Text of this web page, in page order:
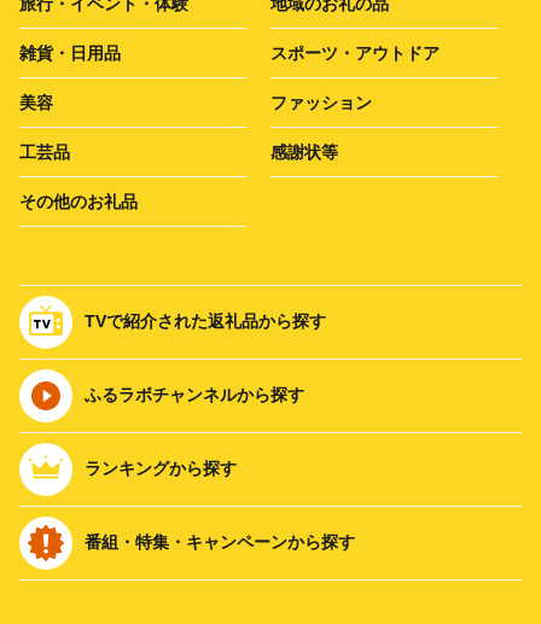
雑貨・日用品 スポーツ・アウトドア
美容 ファッション
工芸品 感謝状等
その他のお礼品
TVで紹介された返礼品から探す
ふるラボチャンネルから探す
ランキングから探す
番組・特集・キャンペーンから探す